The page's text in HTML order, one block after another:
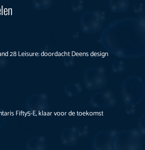
28 Leisure: doordacht Deens design
Fifty5-E, klaar voor de toekomst